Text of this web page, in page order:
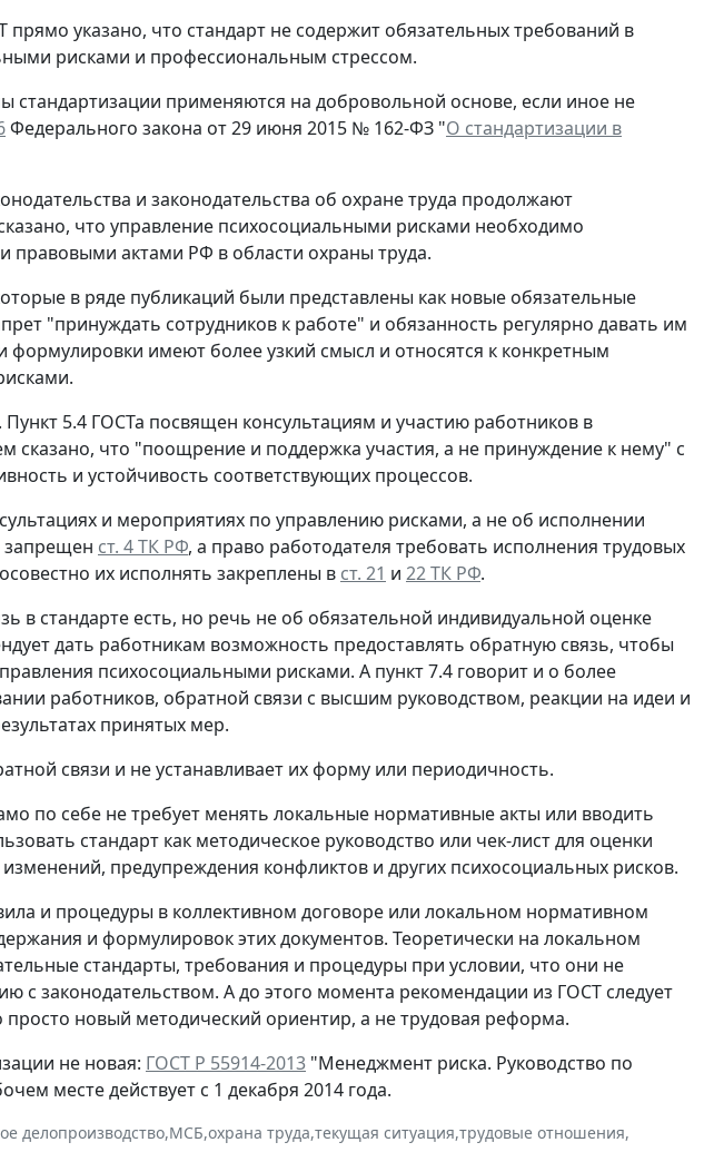
прямо указано, что стандарт не содержит обязательных требований в
рисками и профессиональным стрессом.
стандартизации применяются на добровольной основе, если иное не
Федерального закона от 29 июня 2015 № 162-ФЗ "О стандартизации в
и законодательства об охране труда продолжают
что управление психосоциальными рисками необходимо
правовыми актами РФ в области охраны труда.
в ряде публикаций были представлены как новые обязательные
"принуждать сотрудников к работе" и обязанность регулярно давать им
имеют более узкий смысл и относятся к конкретным
Пункт 5.4 ГОСТа посвящен консультациям и участию работников в
сказано, что "поощрение и поддержка участия, а не принуждение к нему" с
и устойчивость соответствующих процессов.
и мероприятиях по управлению рисками, а не об исполнении
запрещен ст. 4 ТК РФ, а право работодателя требовать исполнения трудовых
их исполнять закреплены в ст. 21 и 22 ТК РФ.
в стандарте есть, но речь не об обязательной индивидуальной оценке
дать работникам возможность предоставлять обратную связь, чтобы
психосоциальными рисками. А пункт 7.4 говорит и о более
работников, обратной связи с высшим руководством, реакции на идеи и
принятых мер.
связи и не устанавливает их форму или периодичность.
по себе не требует менять локальные нормативные акты или вводить
стандарт как методическое руководство или чек-лист для оценки
предупреждения конфликтов и других психосоциальных рисков.
и процедуры в коллективном договоре или локальном нормативном
и формулировок этих документов. Теоретически на локальном
стандарты, требования и процедуры при условии, что они не
с законодательством. А до этого момента рекомендации из ГОСТ следует
новый методический ориентир, а не трудовая реформа.
не новая: ГОСТ Р 55914-2013 "Менеджмент риска. Руководство по
месте действует с 1 декабря 2014 года.
делопроизводство,МСБ,охрана труда,текущая ситуация,трудовые отношения,